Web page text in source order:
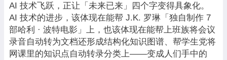
AI 技术飞跃，正让「未来已来」四个字变得具象化。
AI 技术的进步，该体现在能帮 J.K. 罗琳「独自制作 7
部哈利 · 波特电影」上，也该体现在能帮上班族将会议
录音自动转为文档还形成结构化知识图谱、帮学生党将
网课里的知识点自动转录分类上——变成人们手中的